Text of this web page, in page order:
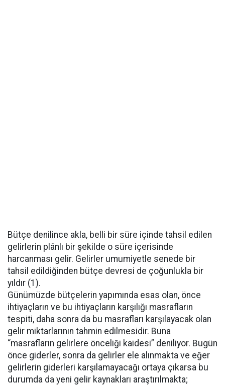
Bütçe denilince akla, belli bir süre içinde tahsil edilen
gelirlerin plânlı bir şekilde o süre içerisinde
harcanması gelir. Gelirler umumiyetle senede bir
tahsil edildiğinden bütçe devresi de çoğunlukla bir
yıldır (1).
Günümüzde bütçelerin yapımında esas olan, önce
ihtiyaçların ve bu ihtiyaçların karşılığı masrafların
tespiti, daha sonra da bu masrafları karşılayacak olan
gelir miktarlarının tahmin edilmesidir. Buna
“masrafların gelirlere önceliği kaidesi” deniliyor. Bugün
önce giderler, sonra da gelirler ele alınmakta ve eğer
gelirlerin giderleri karşılamayacağı ortaya çıkarsa bu
durumda da yeni gelir kaynakları araştırılmakta;